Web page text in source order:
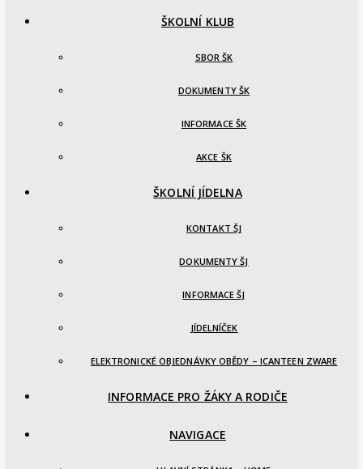
ŠKOLNÍ KLUB
SBOR ŠK
DOKUMENTY ŠK
INFORMACE ŠK
AKCE ŠK
ŠKOLNÍ JÍDELNA
KONTAKT ŠJ
DOKUMENTY ŠJ
INFORMACE ŠJ
JÍDELNÍČEK
ELEKTRONICKÉ OBJEDNÁVKY OBĚDY – ICANTEEN ZWARE
INFORMACE PRO ŽÁKY A RODIČE
NAVIGACE